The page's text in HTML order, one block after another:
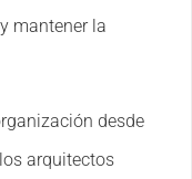
mantener la
desde
arquitectos